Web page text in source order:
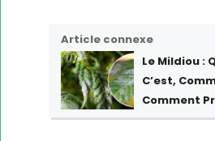
Article connexe
Le Mildiou :
C’est,
Comment